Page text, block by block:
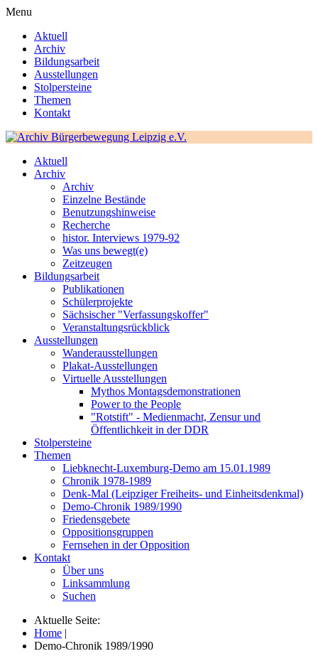
Menu
Aktuell
Archiv
Bildungsarbeit
Ausstellungen
Stolpersteine
Themen
Kontakt
Aktuell
Archiv
Archiv
Einzelne Bestände
Benutzungshinweise
Recherche
histor. Interviews 1979-92
Was uns bewegt(e)
Zeitzeugen
Bildungsarbeit
Publikationen
Schülerprojekte
Sächsischer "Verfassungskoffer"
Veranstaltungsrückblick
Ausstellungen
Wanderausstellungen
Plakat-Ausstellungen
Virtuelle Ausstellungen
Mythos Montagsdemonstrationen
Power to the People
"Rotstift" - Medienmacht, Zensur und
Öffentlichkeit in der DDR
Stolpersteine
Themen
Liebknecht-Luxemburg-Demo am 15.01.1989
Chronik 1978-1989
Denk-Mal (Leipziger Freiheits- und Einheitsdenkmal)
Demo-Chronik 1989/1990
Friedensgebete
Oppositionsgruppen
Fernsehen in der Opposition
Kontakt
Über uns
Linksammlung
Suchen
Aktuelle Seite:
Home |
Demo-Chronik 1989/1990